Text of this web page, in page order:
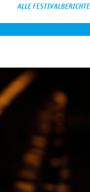
ALLE FESTIVALBERICHTE